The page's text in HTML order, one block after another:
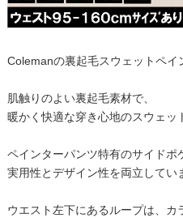
Colemanの裏起毛スウェットペイ
肌触りのよい裏起毛素材で、
暖かく快適な穿き心地のスウェッ
ペインターパンツ特有のサイドポ
実用性とデザイン性を両立してい
ウエスト左下にあるループは、カ